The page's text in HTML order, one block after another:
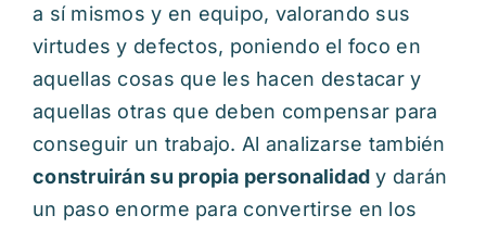
a sí mismos y en equipo, valorando sus
virtudes y defectos, poniendo el foco en
aquellas cosas que les hacen destacar y
aquellas otras que deben compensar para
conseguir un trabajo. Al analizarse también
construirán su propia personalidad y darán
un paso enorme para convertirse en los